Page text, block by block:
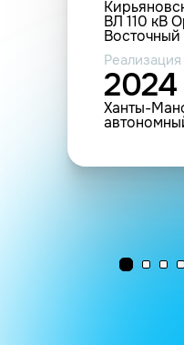
ВЛ 110 кВ
Ханты-